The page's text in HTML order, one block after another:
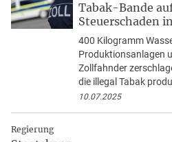
Tabak-Bande
Steuerschaden
400 Kilogramm
Produktionsanlagen
Zollfahnder
die illegal Tabak
10.07.2025
Regierung